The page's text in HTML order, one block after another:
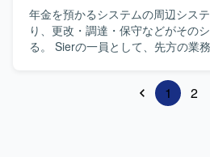
年金を預かるシステムの周辺シス
り、更改・調達・保守などがその
る。 Sierの一員として、先方の業
1 2